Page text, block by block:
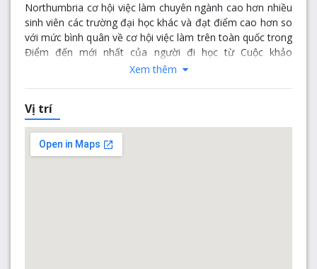
Northumbria cơ hội việc làm chuyên ngành cao hơn nhiều
sinh viên các trường đại học khác và đạt điểm cao hơn so
với mức bình quân về cơ hội việc làm trên toàn quốc trong
Điểm đến mới nhất của người đi học từ Cuộc khảo
sát Đích đến của Sinh viên Tốt nghiệp Đại học mới nhất.
chung, 93% sinh viên tốt nghiệp Northumbria 2015 đã đi
làm hoặc học thêm sau sáu tháng, đạt điểm cao hơn mức
trung bình quốc gia là 90%. Hơn ba phần tư sinh viên đẫ
tốt nghiệp trong số này được tuyển dụng vào các vai trí
Xem thêm
Vị trí